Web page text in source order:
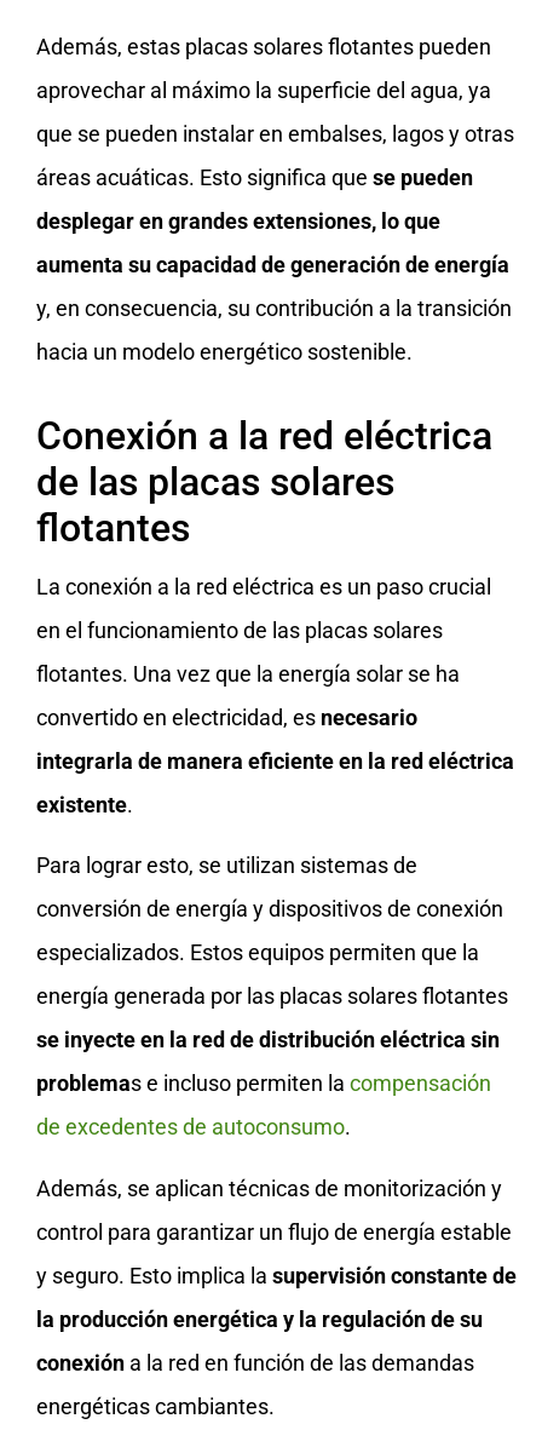
Además, estas placas solares flotantes pueden
aprovechar al máximo la superficie del agua, ya
que se pueden instalar en embalses, lagos y otras
áreas acuáticas. Esto significa que se pueden
desplegar en grandes extensiones, lo que
aumenta su capacidad de generación de energía
y, en consecuencia, su contribución a la transición
hacia un modelo energético sostenible.
Conexión a la red eléctrica
de las placas solares
flotantes
La conexión a la red eléctrica es un paso crucial
en el funcionamiento de las placas solares
flotantes. Una vez que la energía solar se ha
convertido en electricidad, es necesario
integrarla de manera eficiente en la red eléctrica
existente.
Para lograr esto, se utilizan sistemas de
conversión de energía y dispositivos de conexión
especializados. Estos equipos permiten que la
energía generada por las placas solares flotantes
se inyecte en la red de distribución eléctrica sin
problemas e incluso permiten la compensación
de excedentes de autoconsumo.
Además, se aplican técnicas de monitorización y
control para garantizar un flujo de energía estable
y seguro. Esto implica la supervisión constante de
la producción energética y la regulación de su
conexión a la red en función de las demandas
energéticas cambiantes.